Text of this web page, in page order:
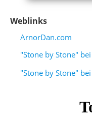
Weblinks
ArnorDan.com
"Stone by Stone"
"Stone by Stone"